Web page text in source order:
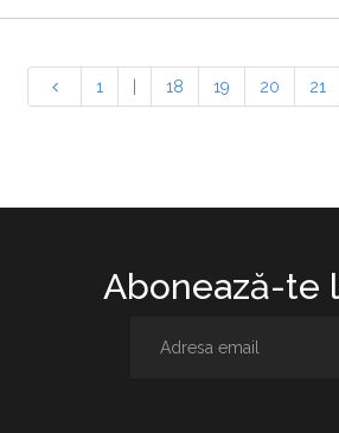
1 18 19 20 21
Abonează-te